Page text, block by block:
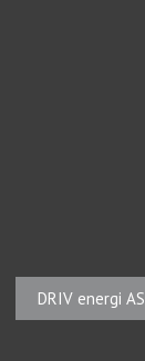
DRIV energi AS